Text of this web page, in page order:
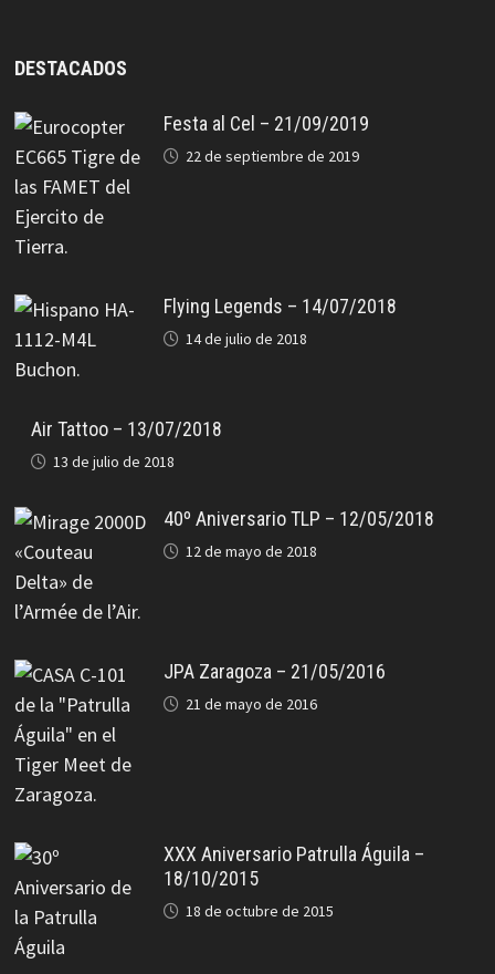
DESTACADOS
Festa al Cel – 21/09/2019
22 de septiembre de 2019
Flying Legends – 14/07/2018
14 de julio de 2018
Air Tattoo – 13/07/2018
13 de julio de 2018
40º Aniversario TLP – 12/05/2018
12 de mayo de 2018
JPA Zaragoza – 21/05/2016
21 de mayo de 2016
XXX Aniversario Patrulla Águila –
18/10/2015
18 de octubre de 2015